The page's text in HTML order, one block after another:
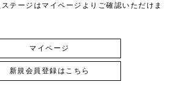
テージはマイページよりご確認いただけま
マイページ
新規会員登録はこちら